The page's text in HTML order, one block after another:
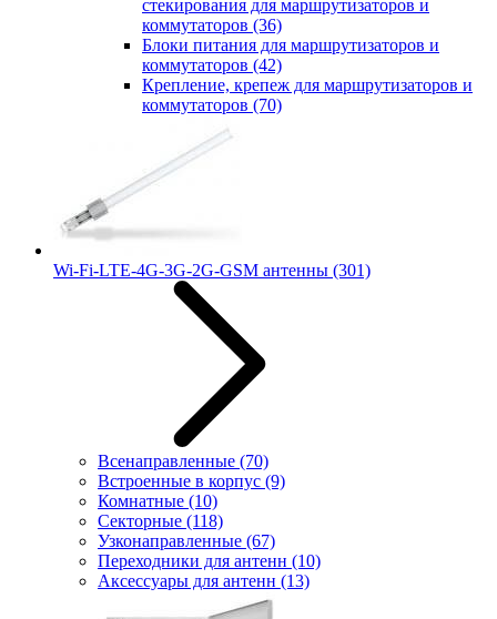
стекирования для маршрутизаторов и
коммутаторов (36)
Блоки питания для маршрутизаторов и
коммутаторов (42)
Крепление, крепеж для маршрутизаторов и
коммутаторов (70)
Wi-Fi-LTE-4G-3G-2G-GSM антенны (301)
Всенаправленные (70)
Встроенные в корпус (9)
Комнатные (10)
Секторные (118)
Узконаправленные (67)
Переходники для антенн (10)
Аксессуары для антенн (13)